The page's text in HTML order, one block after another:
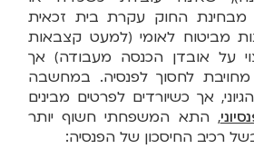
מבחינת החוק עקרת בית זכאית
מביטוח לאומי (למעט קצבאות
על אובדן הכנסה מעבודה) אך
לחסוך לפנסיה. במחשבה
אך כשיורדים לפרטים מבינים
, התא המשפחתי חשוף יותר
רכיב החיסכון של הפנסיה: